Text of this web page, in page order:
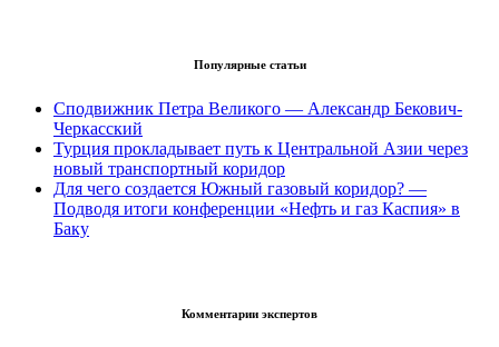
Популярные статьи
Сподвижник Петра Великого — Александр Бекович-
Черкасский
Турция прокладывает путь к Центральной Азии через
новый транспортный коридор
Для чего создается Южный газовый коридор? —
Подводя итоги конференции «Нефть и газ Каспия» в
Баку
Комментарии экспертов